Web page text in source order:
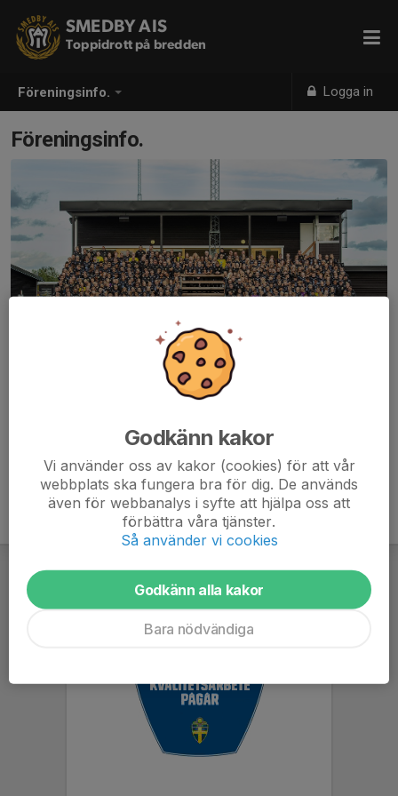
Föreningsinfo. Logga in
SMEDBY AIS
Toppidrott på bredden
Föreningsinfo.
Godkänn kakor
Vi använder oss av kakor (cookies) för att vår
webbplats ska fungera bra för dig. De används
även för webbanalys i syfte att hjälpa oss att
förbättra våra tjänster.
Så använder vi cookies
Godkänn alla kakor
Bara nödvändiga